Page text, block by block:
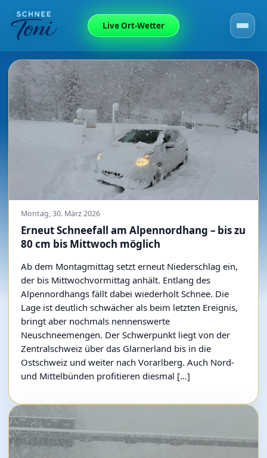
Live Ort-Wetter
Montag, 30. März 2026
Erneut Schneefall am Alpennordhang – bis zu
80 cm bis Mittwoch möglich
Ab dem Montagmittag setzt erneut Niederschlag ein,
der bis Mittwochvormittag anhält. Entlang des
Alpennordhangs fällt dabei wiederholt Schnee. Die
Lage ist deutlich schwächer als beim letzten Ereignis,
bringt aber nochmals nennenswerte
Neuschneemengen. Der Schwerpunkt liegt von der
Zentralschweiz über das Glarnerland bis in die
Ostschweiz und weiter nach Vorarlberg. Auch Nord-
und Mittelbünden profitieren diesmal […]